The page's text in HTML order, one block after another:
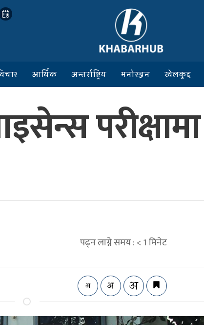
आर्थिक अन्तर्राष्ट्रिय मनोरञ्जन खेलकुद
पढ्न लाग्ने समय :< 1मिनेट